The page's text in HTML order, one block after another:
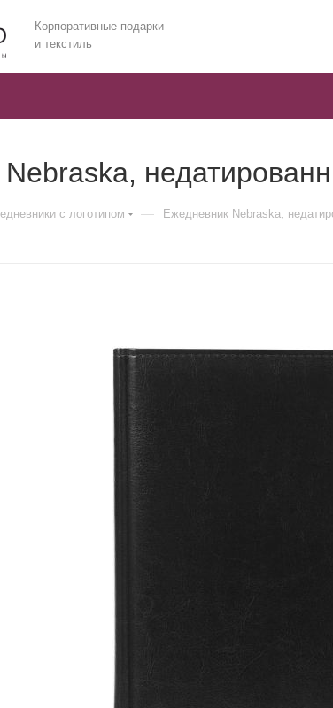
Корпоративные подарки
и текстиль
c логотипом — Ежедневник Nebraska,